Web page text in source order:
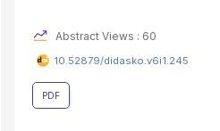
Abstract Views : 60
10.52879/didasko.v6i1.245
PDF